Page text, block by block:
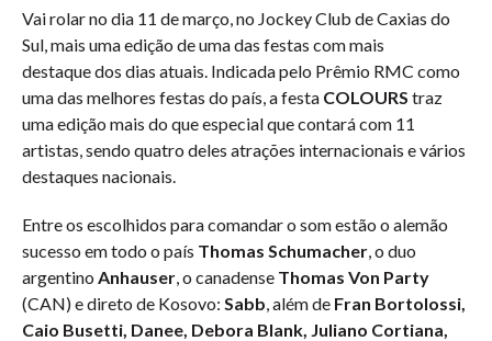
Vai rolar no dia 11 de março, no Jockey Club de Caxias do
Sul, mais uma edição de uma das festas com mais
destaque dos dias atuais. Indicada pelo Prêmio RMC como
uma das melhores festas do país, a festa COLOURS traz
uma edição mais do que especial que contará com 11
artistas, sendo quatro deles atrações internacionais e vários
destaques nacionais.
Entre os escolhidos para comandar o som estão o alemão
sucesso em todo o país Thomas Schumacher, o duo
argentino Anhauser, o canadense Thomas Von Party
(CAN) e direto de Kosovo: Sabb, além de Fran Bortolossi,
Caio Busetti, Danee, Debora Blank, Juliano Cortiana,